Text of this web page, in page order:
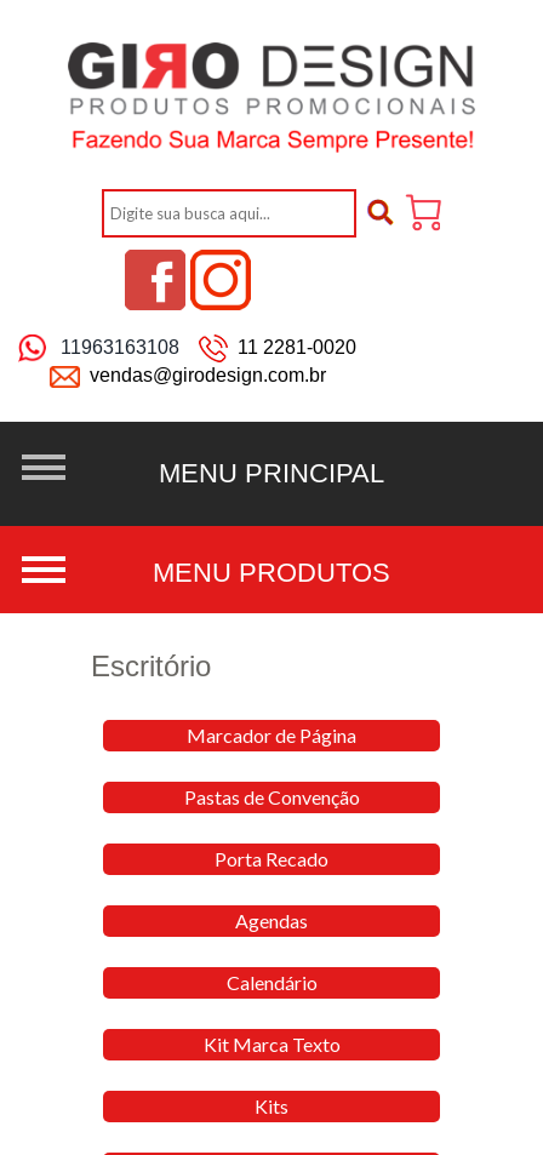
11963163108
11 2281-0020
vendas@girodesign.com.br
Escritório
Marcador de Página
Pastas de Convenção
Porta Recado
Agendas
Calendário
Kit Marca Texto
Kits